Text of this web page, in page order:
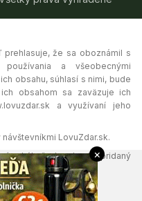
prehlasuje, že sa oboznámil s
používania a všeobecnými
obsahu, súhlasí s nimi, bude
obsahom sa zaväzuje ich
a využívaní jeho
LovuZdar.sk.
akýkoľvek obsah pridaný
×